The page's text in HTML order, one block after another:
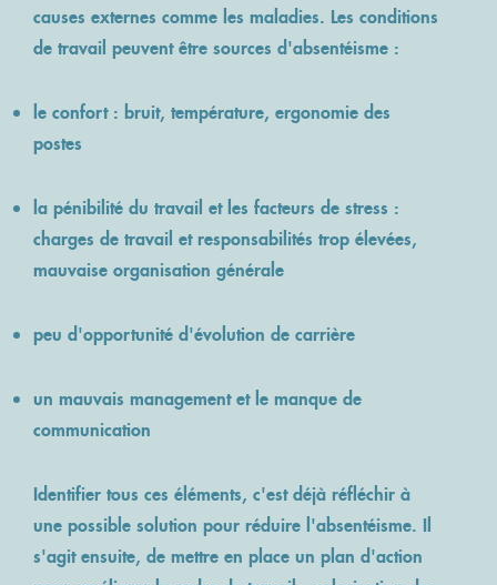
causes externes comme les maladies. Les conditions
de travail peuvent être sources d'absentéisme :
le confort : bruit, température, ergonomie des
postes
la pénibilité du travail et les facteurs de stress :
charges de travail et responsabilités trop élevées,
mauvaise organisation générale
peu d'opportunité d'évolution de carrière
un mauvais management et le manque de
communication
Identifier tous ces éléments, c'est déjà réfléchir à
une possible solution pour réduire l'absentéisme. Il
s'agit ensuite, de mettre en place un plan d'action